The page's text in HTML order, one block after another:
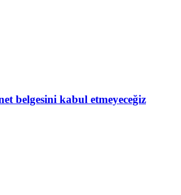
belgesini kabul etmeyeceğiz